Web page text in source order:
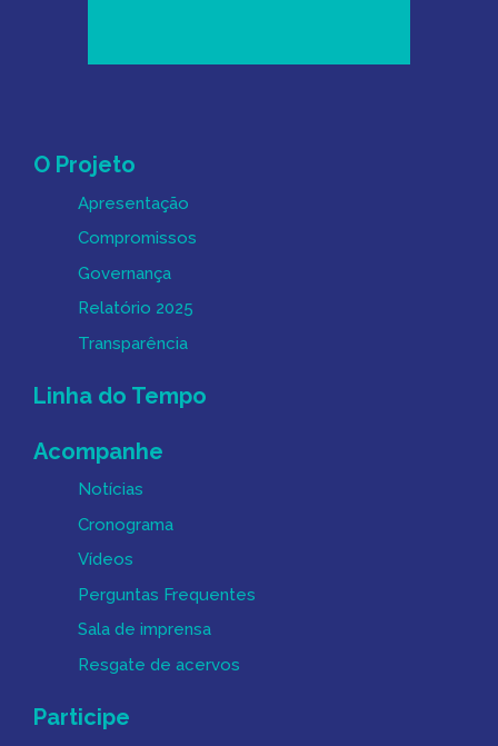
Mapa do Site
O Projeto
Apresentação
Compromissos
Governança
Relatório 2025
Transparência
Linha do Tempo
Acompanhe
Notícias
Cronograma
Vídeos
Perguntas Frequentes
Sala de imprensa
Resgate de acervos
Participe